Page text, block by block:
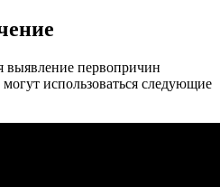
выявление первопричин
использоваться следующие